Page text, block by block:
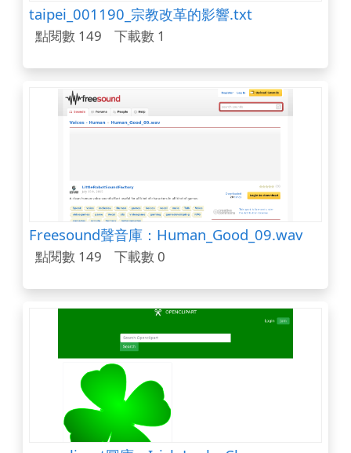
taipei_001190_宗教改革的影響.txt
點閱數 149 下載數 1
Freesound聲音庫：Human_Good_09.wav
點閱數 149 下載數 0